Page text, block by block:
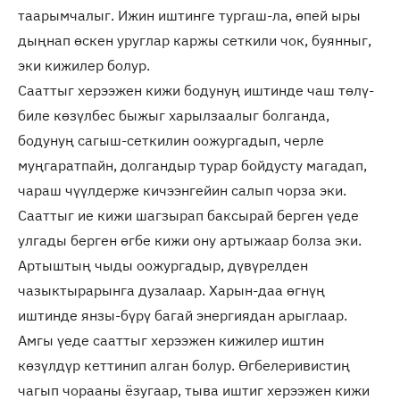
таарымчалыг. Ижин иштинге тургаш-ла, өпей ыры
дыңнап өскен уруглар каржы сеткили чок, буянныг,
эки кижилер болур.
Сааттыг херээжен кижи бодунуң иштинде чаш төлү-
биле көзүлбес быжыг харылзаалыг болганда,
бодунуң сагыш-сеткилин оожургадып, черле
муңгаратпайн, долгандыр турар бойдусту магадап,
чараш чүүлдерже кичээнгейин салып чорза эки.
Сааттыг ие кижи шагзырап баксырай берген үеде
улгады берген өгбе кижи ону артыжаар болза эки.
Артыштың чыды оожургадыр, дүвүрелден
чазыктырарынга дузалаар. Харын-даа өгнүң
иштинде янзы-бүрү багай энергиядан арыглаар.
Амгы үеде сааттыг херээжен кижилер иштин
көзүлдүр кеттинип алган болур. Өгбелеривистиң
чагып чорааны ёзугаар, тыва иштиг херээжен кижи